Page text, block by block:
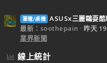
筆電/桌機 ASUSx三麗鷗耍
最新：soothepain
昨天
業界新聞
線上統計